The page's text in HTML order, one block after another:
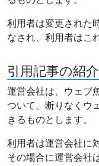
利用者は変更された
なされ、利用者はこ
引用記事の紹介
運営会社は、ウェブ
ついて、断りなくウ
きるものとします。
利用者は運営会社に
その場合に運営会社